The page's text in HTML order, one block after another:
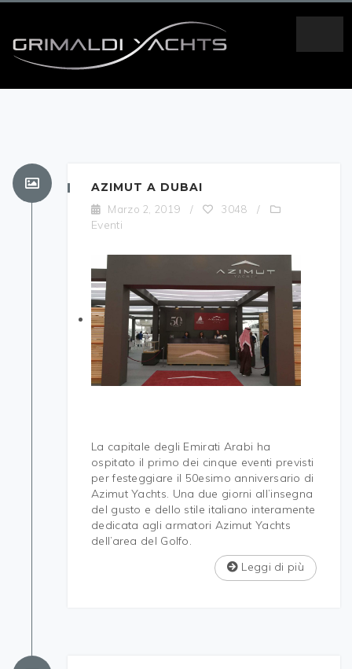
AZIMUT A DUBAI
Marzo 2, 2019 / 3048 /
Eventi
La capitale degli Emirati Arabi ha
ospitato il primo dei cinque eventi previsti
per festeggiare il 50esimo anniversario di
Azimut Yachts. Una due giorni all’insegna
del gusto e dello stile italiano interamente
dedicata agli armatori Azimut Yachts
dell’area del Golfo.
Leggi di più